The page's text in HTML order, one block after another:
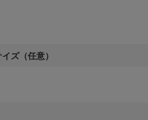
ズ（任意）